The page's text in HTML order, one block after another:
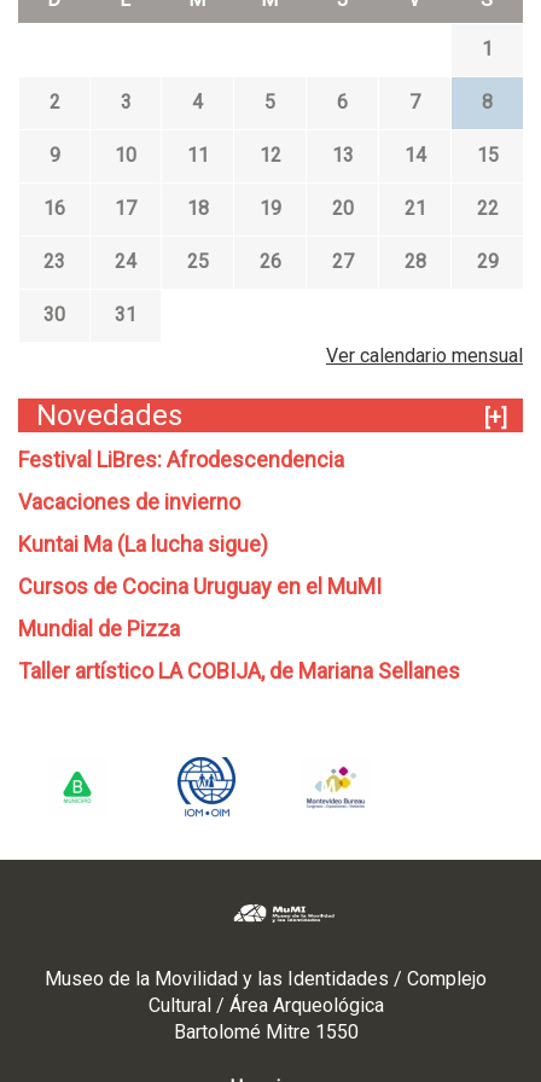
1
2 3 4 5 6 7 8
9 10 11 12 13 14 15
16 17 18 19 20 21 22
23 24 25 26 27 28 29
30
31
Ver calendario mensual
Novedades
[+]
Festival LiBres: Afrodescendencia
Vacaciones de invierno
Kuntai Ma (La lucha sigue)
Cursos de Cocina Uruguay en el MuMI
Mundial de Pizza
Taller artístico LA COBIJA, de Mariana Sellanes
Museo de la Movilidad y las Identidades / Complejo
Cultural / Área Arqueológica
Bartolomé Mitre 1550